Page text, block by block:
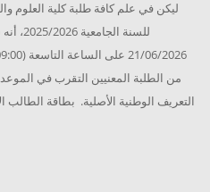
ليكن في علم كافة طلبة كلية العلوم
للسنة
من الطلبة المعنيين التقرب في الموعد
التعريف الوطنية الأصلية. بطاقة الطالب